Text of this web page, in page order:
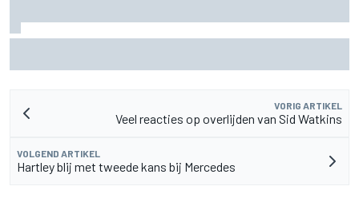
VORIG ARTIKEL
Veel reacties op overlijden van Sid Watkins
VOLGEND ARTIKEL
Hartley blij met tweede kans bij Mercedes